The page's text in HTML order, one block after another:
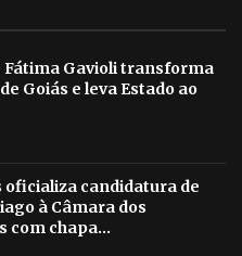
Fátima Gavioli transforma
Goiás e leva Estado ao
oficializa candidatura de
à Câmara dos
com chapa...